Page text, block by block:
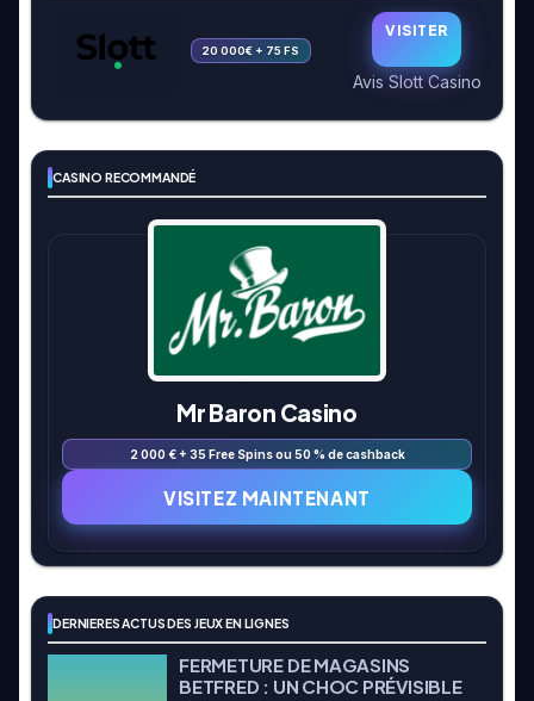
20 000€ + 75 FS
VISITER
Avis Slott Casino
CASINO RECOMMANDÉ
Mr Baron Casino
2 000 € + 35 Free Spins ou 50 % de cashback
VISITEZ MAINTENANT
DERNIERES ACTUS DES JEUX EN LIGNES
FERMETURE DE MAGASINS
BETFRED : UN CHOC PRÉVISIBLE